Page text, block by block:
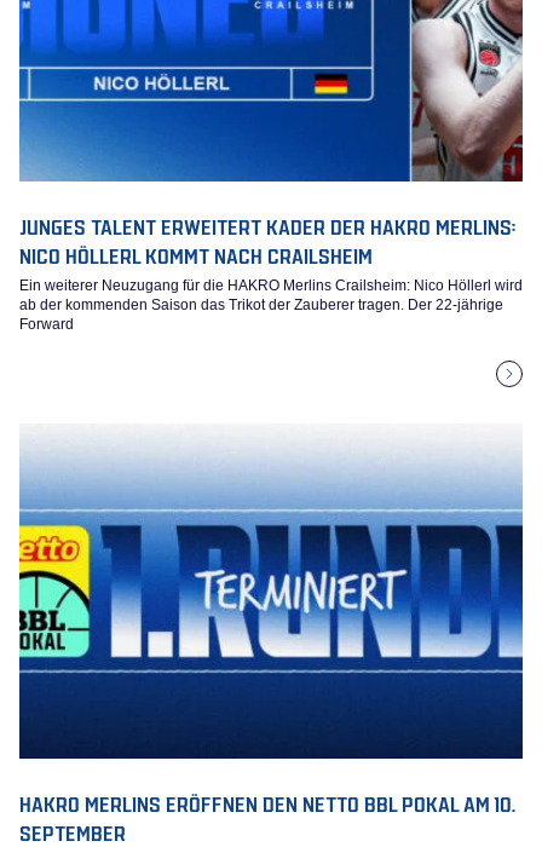
JUNGES TALENT ERWEITERT KADER DER HAKRO MERLINS:
NICO HÖLLERL KOMMT NACH CRAILSHEIM
Ein weiterer Neuzugang für die HAKRO Merlins Crailsheim: Nico Höllerl wird
ab der kommenden Saison das Trikot der Zauberer tragen. Der 22-jährige
Forward
HAKRO MERLINS ERÖFFNEN DEN NETTO BBL POKAL AM 10.
SEPTEMBER